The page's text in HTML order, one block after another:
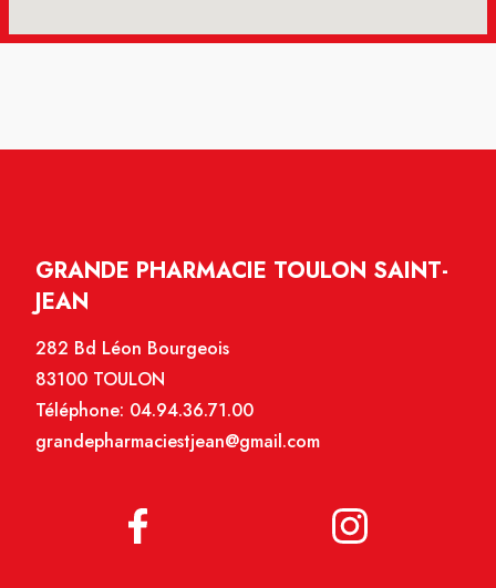
GRANDE PHARMACIE TOULON SAINT-
JEAN
282 Bd Léon Bourgeois
83100 TOULON
Téléphone: 04.94.36.71.00
grandepharmaciestjean@gmail.com